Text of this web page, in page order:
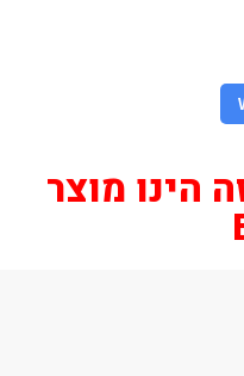
הינו מוצר